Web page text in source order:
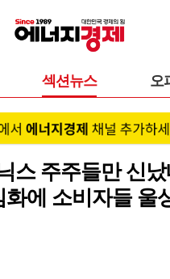
섹션뉴스 오
스 주주들만 신
에 소비자들 울